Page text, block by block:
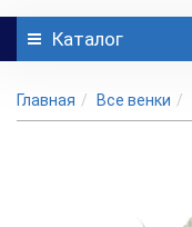
Каталог
Главная Все венки